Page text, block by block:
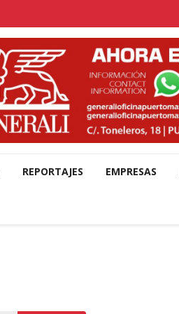
REPORTAJES EMPRESAS